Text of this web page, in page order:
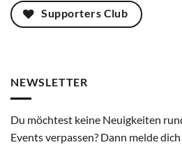
Supporters Club
NEWSLETTER
Du möchtest keine Neuigkeiten
Events verpassen? Dann melde